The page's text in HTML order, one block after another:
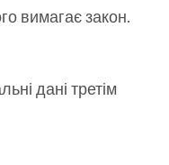
вимагає закон.
дані третім